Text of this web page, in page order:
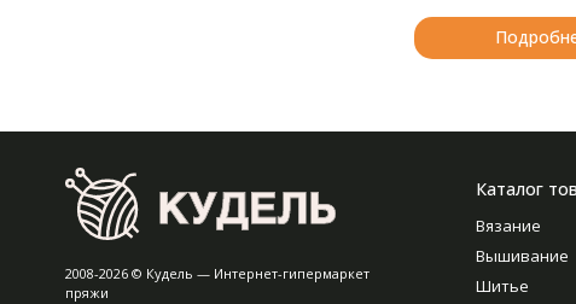
2008-2026 © Кудель — Интернет-гипермаркет
пряжи
Каталог
Вязание
Вышивание
Шитье